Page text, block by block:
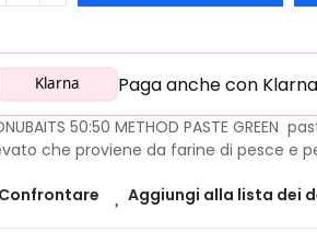
Klarna Paga anche con
50:50 METHOD PASTE
che proviene da farine di pesce e
Confrontare Aggiungi alla lista dei